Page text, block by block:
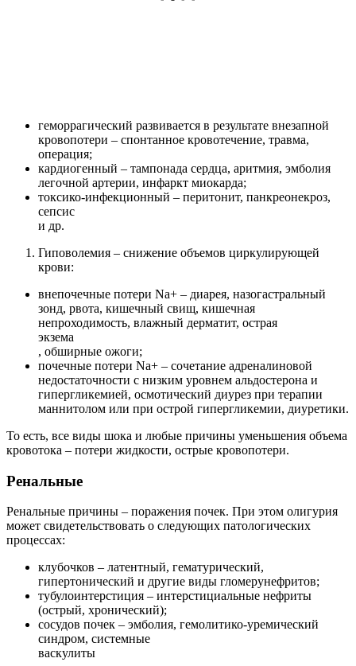
геморрагический развивается в результате внезапной
кровопотери – спонтанное кровотечение, травма,
операция;
кардиогенный – тампонада сердца, аритмия, эмболия
легочной артерии, инфаркт миокарда;
токсико-инфекционный – перитонит, панкреонекроз,
сепсис
и др.
Гиповолемия – снижение объемов циркулирующей
крови:
внепочечные потери Na+ – диарея, назогастральный
зонд, рвота, кишечный свищ, кишечная
непроходимость, влажный дерматит, острая
экзема
, обширные ожоги;
почечные потери Na+ – сочетание адреналиновой
недостаточности с низким уровнем альдостерона и
гипергликемией, осмотический диурез при терапии
маннитолом или при острой гипергликемии, диуретики.
То есть, все виды шока и любые причины уменьшения объема
кровотока – потери жидкости, острые кровопотери.
Ренальные
Ренальные причины – поражения почек. При этом олигурия
может свидетельствовать о следующих патологических
процессах:
клубочков – латентный, гематурический,
гипертонический и другие виды гломерунефритов;
тубулоинтерстиция – интерстициальные нефриты
(острый, хронический);
сосудов почек – эмболия, гемолитико-уремический
синдром, системные
васкулиты